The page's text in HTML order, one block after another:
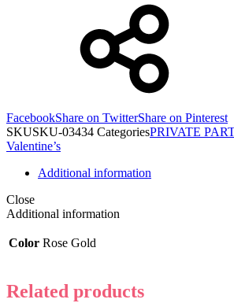
FacebookShare on TwitterShare on Pinterest
SKUSKU-03434 CategoriesPRIVATE
Valentine’s
Additional information
Close
Additional information
Color Rose Gold
Related products